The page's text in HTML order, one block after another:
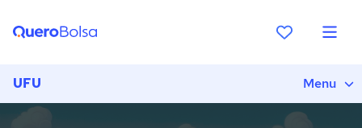
UFU Menu